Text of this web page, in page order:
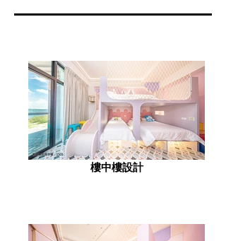
樓中樓設計